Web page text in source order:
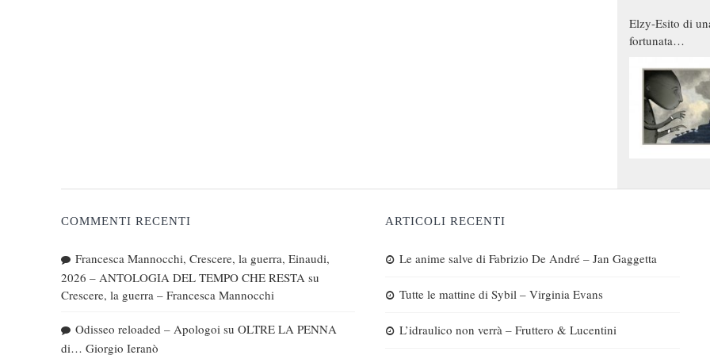
Elzy-Esito di
fortunata
COMMENTI RECENTI
Francesca Mannocchi, Crescere, la guerra, Einaudi,
2026 – ANTOLOGIA DEL TEMPO CHE RESTA su
Crescere, la guerra – Francesca Mannocchi
Odisseo reloaded – Apologoi su OLTRE LA PENNA
di… Giorgio Ieranò
ARTICOLI RECENTI
Le anime salve di Fabrizio De André – Jan Gaggetta
Tutte le mattine di Sybil – Virginia Evans
L’idraulico non verrà – Fruttero & Lucentini